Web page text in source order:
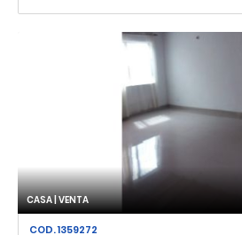
CASA | VENTA
COD. 1359272